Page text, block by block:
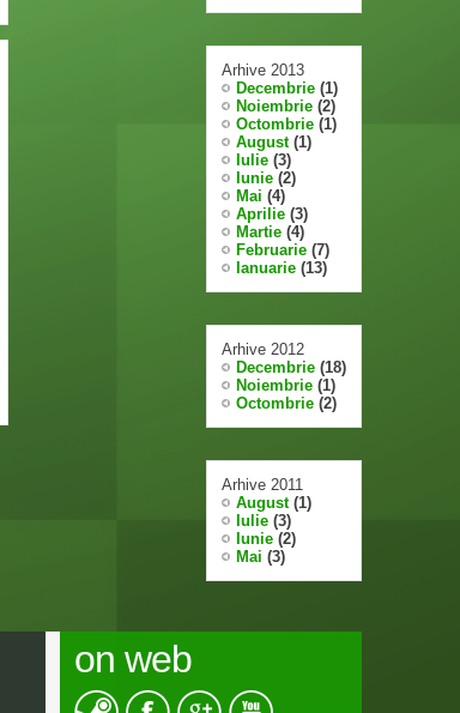
Arhive 2013
Decembrie (1)
Noiembrie (2)
Octombrie (1)
August(1)
Iulie (3)
Iunie (2)
Mai (4)
Aprilie (3)
Martie (4)
Februarie (7)
Ianuarie (13)
Arhive 2012
Decembrie (18)
Noiembrie (1)
Octombrie (2)
Arhive 2011
August(1)
Iulie (3)
Iunie (2)
Mai (3)
on web